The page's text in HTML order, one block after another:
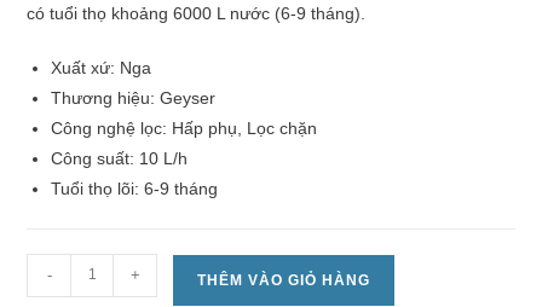
có tuổi thọ khoảng 6000 L nước (6-9 tháng).
Xuất xứ: Nga
Thương hiệu: Geyser
Công nghệ lọc: Hấp phụ, Lọc chặn
Công suất: 10 L/h
Tuổi thọ lõi: 6-9 tháng
- + THÊM VÀO GIỎ HÀNG